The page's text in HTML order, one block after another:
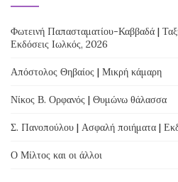
Φωτεινή Παπασταματίου-Καββαδά |
Εκδόσεις Ιωλκός, 2026
Απόστολος Θηβαίος | Μικρή κάμαρη
Νίκος Β. Ορφανός | Θυμώνω θάλασσα
Σ. Πανοπούλου | Ασφαλή ποιήματα |
Ο Μίλτος και οι άλλοι